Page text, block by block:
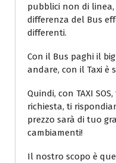
pubblici non di
differenza del Bus
differenti.
Con il Bus paghi il
andare, con il Taxi è
Quindi, con TAXI
richiesta, ti
prezzo sarà di tuo
cambiamenti!
Il nostro scopo è